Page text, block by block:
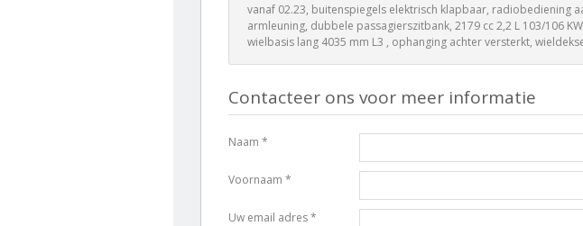
vanaf 02.23, buitenspiegels elektrisch klapbaar, radiobediening
armleuning, dubbele passagierszitbank, 2179 cc 2,2 L 103/106 KW
wielbasis lang 4035 mm L3 , ophanging achter versterkt,
Contacteer ons voor meer informatie
Naam *
Voornaam *
Uw email adres *